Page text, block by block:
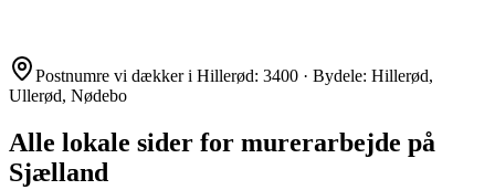
Postnumre vi dækker i Hillerød: 3400 · Bydele: Hillerød,
Ullerød, Nødebo
Alle lokale sider for murerarbejde på
Sjælland